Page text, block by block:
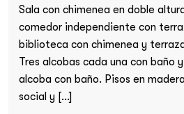
Sala con chimenea en doble
comedor independiente con
biblioteca con chimenea y
Tres alcobas cada una con baño
alcoba con baño. Pisos en
social y […]